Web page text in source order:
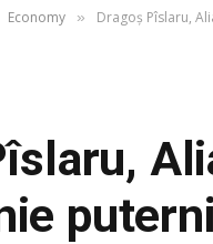
Economy » Dragoș Pîslaru,